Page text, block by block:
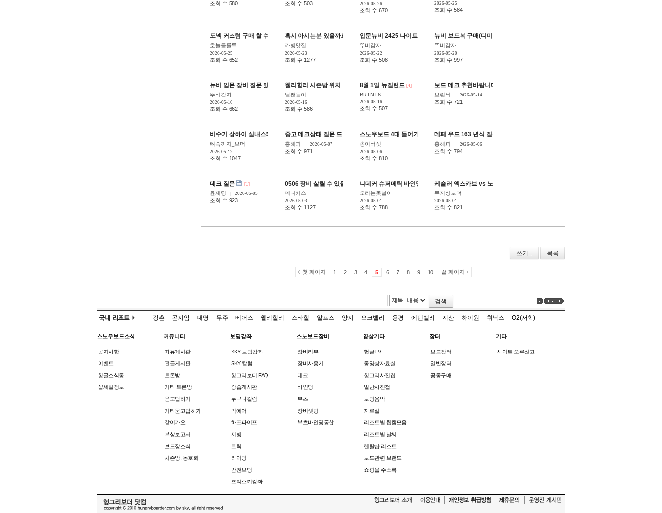
조회 수 580 조회 수 503 2026-05-26
조회 수 670
2026-05-25
조회 수 584
도넥 커스텀 구매 할 수 있는 샵 [6]
호놀룰룰루
2026-05-25
조회 수 652
혹시 아시는분 있을까요?? [5]
카빙맛집
2026-05-23
조회 수 1277
입문뉴비 2425 나이트로 프라임 158 중고 [9]
뚜비감자
2026-05-22
조회 수 508
뉴비 보드복 구매(디미토, 카레타)
뚜비감자
2026-05-20
조회 수 997
뉴비 입문 장비 질문 있습니다!! [4]
뚜비감자
2026-05-16
조회 수 662
웰리힐리 시즌방 위치 질문입니다. [2]
날쌘돌이
2026-05-16
조회 수 586
8월 1일 뉴질랜드 [4]
BRTNT6
2026-05-16
조회 수 507
보드 데크 추천바랍니다.!
보린늬 2026-05-14
조회 수 721
비수기 상하이 실내스키장 방문 자유여행 문의드립니다 [12]
뼈속까지_보더
2026-05-12
조회 수 1047
중고 데크상태 질문 드립니다!! 많이들 의견부탁드려요 [28]
홍해피 2026-05-07
조회 수 971
스노우보드 4대 들어가는 루프박스 모델 추천드립니다.
송이버섯
2026-05-06
조회 수 810
데페 우드 163 년식 질문(사진첨부)
홍해피 2026-05-06
조회 수 794
데크 질문 [1]
윤재링 2026-05-05
조회 수 923
0506 장비 살릴 수 있을까요? [14]
데니키스
2026-05-03
조회 수 1127
니데커 슈퍼메틱 바인딩 & 디럭스 부츠 호환? [4]
오리는못날아
2026-05-01
조회 수 788
케슬러 엑스카브 vs 노빌레 n8 ti LTD +사이즈 고민
무지성보더
2026-05-01
조회 수 821
쓰기... 목록
첫 페이지 1 2 3 4 5 6 7 8 9 10 끝 페이지
검색
강촌 곤지암 대명 무주 베어스 웰리힐리 스타힐 알프스 양지 오크밸리 용평 에덴밸리 지산 하이원 휘닉스 O2(서학)
스노우보드소식
공지사항
이벤트
헝글소식통
샵세일정보
커뮤니티
자유게시판
펀글게시판
토론방
기타 토론방
묻고답하기
기타묻고답하기
같이가요
부상보고서
보드장소식
시즌방, 동호회
보딩강좌
SKY 보딩강좌
SKY 칼럼
헝그리보더 FAQ
강습게시판
누구나칼럼
빅에어
하프파이프
지빙
트릭
라이딩
안전보딩
프리스키강좌
스노보드장비
장비리뷰
장비사용기
데크
바인딩
부츠
장비셋팅
부츠바인딩궁합
영상기타
헝글TV
동영상자료실
헝그리사진첩
일반사진첩
보딩음악
자료실
리조트별 웹캠모음
리조트별 날씨
렌탈샵 리스트
보드관련 브랜드
쇼핑몰 주소록
장터
보드장터
일반장터
공동구매
기타
사이트 오류신고